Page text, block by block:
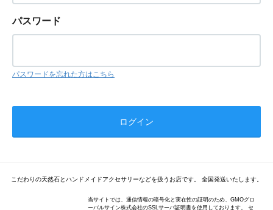
パスワード
パスワードを忘れた方はこちら
こだわりの天然石とハンドメイドアクセサリーなどを扱うお店です。 全国発送いたします。
当サイトでは、通信情報の暗号化と実在性の証明のため、GMOグロ
ーバルサイン株式会社のSSLサーバ証明書を使用しております。 セ